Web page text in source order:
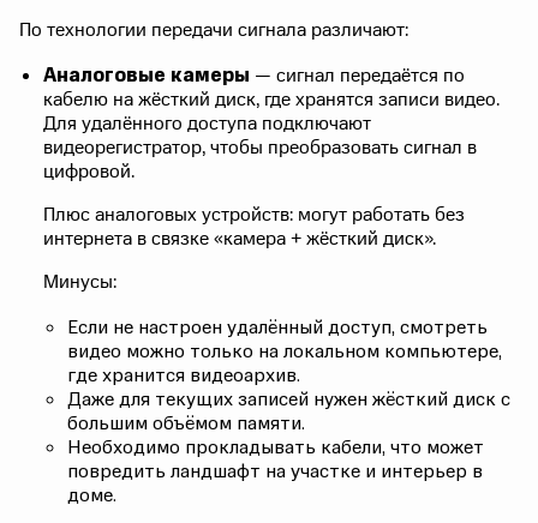
По технологии передачи сигнала различают:
Аналоговые камеры — сигнал передаётся по
кабелю на жёсткий диск, где хранятся записи видео.
Для удалённого доступа подключают
видеорегистратор, чтобы преобразовать сигнал в
цифровой.
Плюс аналоговых устройств: могут работать без
интернета в связке «камера + жёсткий диск».
Минусы:
Если не настроен удалённый доступ, смотреть
видео можно только на локальном компьютере,
где хранится видеоархив.
Даже для текущих записей нужен жёсткий диск с
большим объёмом памяти.
Необходимо прокладывать кабели, что может
повредить ландшафт на участке и интерьер в
доме.